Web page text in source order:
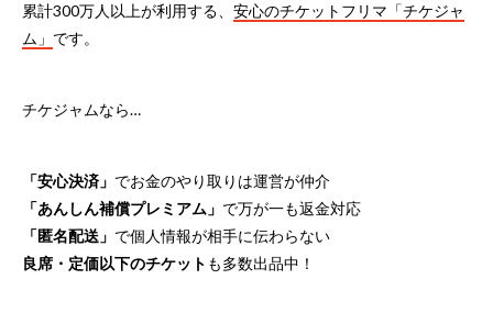
累計300万人以上が利用する、 安心のチケットフリマ「チケジャ
ム」 です。
チケジャムなら…
「安心決済」 でお金のやり取りは運営が仲介
「あんしん補償プレミアム」 で万が一も返金対応
「匿名配送」 で個人情報が相手に伝わらない
良席・定価以下のチケット も多数出品中！